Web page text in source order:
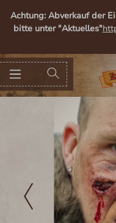
springen
Achtung: Abverkauf der
bitte unter "Aktuelles"
Bildergalerie überspringen